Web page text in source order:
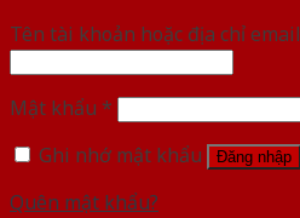
Tên tài khoản hoặc địa chỉ email
Mật khẩu *
Ghi nhớ mật khẩu
Đăng nhập
Quên mật khẩu?